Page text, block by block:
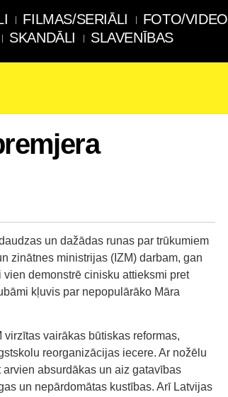
FILMAS/SERIĀLI FOTO/VIDEO
SKANDĀLI SLAVENĪBAS
un dažādas runas par trūkumiem
zinātnes ministrijas (IZM) darbam, gan
demonstrē cinisku attieksmi pret
kļuvis par nepopulārāko Māra
vairākas būtiskas reformas,
reorganizācijas iecere. Ar nožēlu
absurdākas un aiz gatavības
un nepārdomātas kustības. Arī Latvijas